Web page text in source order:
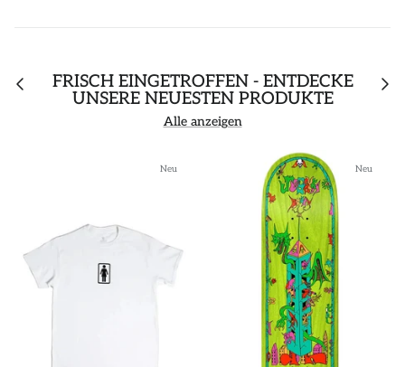
FRISCH EINGETROFFEN - ENTDECKE
UNSERE NEUESTEN PRODUKTE
Alle anzeigen
Neu Neu